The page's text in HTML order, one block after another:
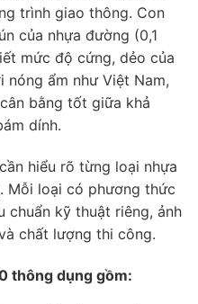
trình giao thông. Con
của nhựa đường (0,1
mức độ cứng, dẻo của
nóng ẩm như Việt Nam,
bằng tốt giữa khả
dính.
hiểu rõ từng loại nhựa
Mỗi loại có phương thức
chuẩn kỹ thuật riêng, ảnh
chất lượng thi công.
thông dụng gồm: